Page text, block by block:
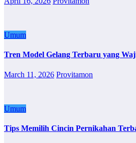
Umum
Tren Model Gelang Terbaru yang
March 11, 2026 Provitamon
Umum
Tips Memilih Cincin Pernikahan